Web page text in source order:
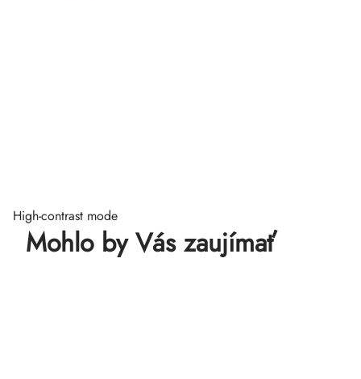
High-contrast mode
Mohlo by Vás zaujímať